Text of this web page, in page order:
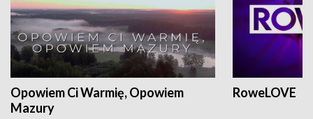
Opowiem Ci Warmię, Opowiem
Mazury
RoweLOVE